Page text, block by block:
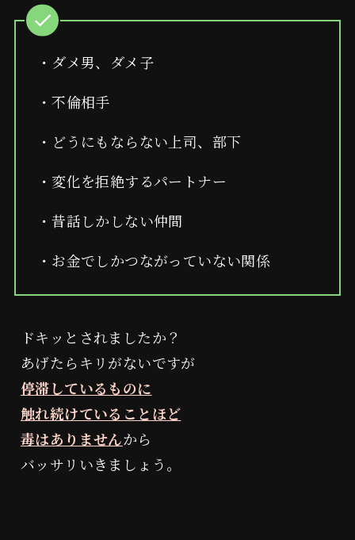
・ダメ男、ダメ子
・不倫相手
・どうにもならない上司、部下
・変化を拒絶するパートナー
・昔話しかしない仲間
・お金でしかつながっていない関係
ドキッとされましたか？
あげたらキリがないですが
停滞しているものに
触れ続けていることほど
毒はありませんから
バッサリいきましょう。